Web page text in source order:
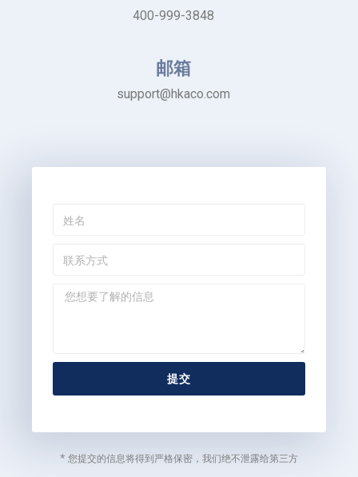
400-999-3848
邮箱
support@hkaco.com
提交
* 您提交的信息将得到严格保密，我们绝不泄露给第三方